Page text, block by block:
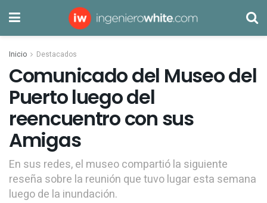
Inicio Destacados
Comunicado del Museo del
Puerto luego del
reencuentro con sus
Amigas
En sus redes, el museo compartió la siguiente
reseña sobre la reunión que tuvo lugar esta semana
luego de la inundación.